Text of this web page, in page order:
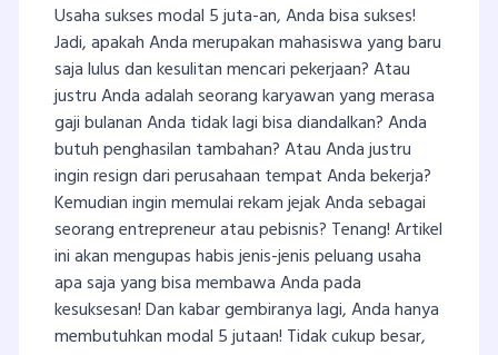
Usaha sukses modal 5 juta-an, Anda bisa sukses!
Jadi, apakah Anda merupakan mahasiswa yang baru
saja lulus dan kesulitan mencari pekerjaan? Atau
justru Anda adalah seorang karyawan yang merasa
gaji bulanan Anda tidak lagi bisa diandalkan? Anda
butuh penghasilan tambahan? Atau Anda justru
ingin resign dari perusahaan tempat Anda bekerja?
Kemudian ingin memulai rekam jejak Anda sebagai
seorang entrepreneur atau pebisnis? Tenang! Artikel
ini akan mengupas habis jenis-jenis peluang usaha
apa saja yang bisa membawa Anda pada
kesuksesan! Dan kabar gembiranya lagi, Anda hanya
membutuhkan modal 5 jutaan! Tidak cukup besar,